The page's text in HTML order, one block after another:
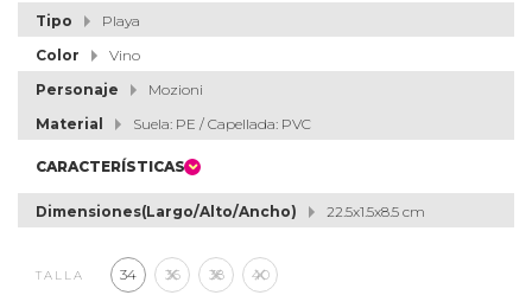
Tipo
Playa
Color
Vino
Personaje
Mozioni
Material
Suela: PE / Capellada: PVC
CARACTERÍSTICAS
Dimensiones(Largo/Alto/Ancho) 22.5x1.5x8.5 cm
TALLA 34 36 38 40